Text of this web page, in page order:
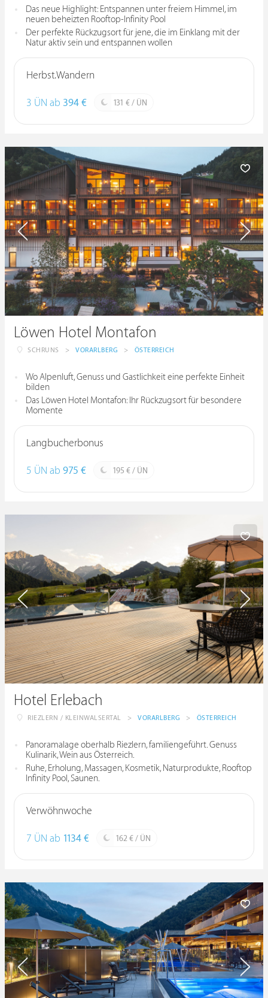
Das neue Highlight: Entspannen unter freiem Himmel, im
neuen beheizten Rooftop-Infinity Pool
Der perfekte Rückzugsort für jene, die im Einklang mit der
Natur aktiv sein und entspannen wollen
Herbst.Wandern
3 ÜN ab 394 € 131 € / ÜN
Löwen Hotel Montafon
SCHRUNS > VORARLBERG > ÖSTERREICH
Wo Alpenluft, Genuss und Gastlichkeit eine perfekte Einheit
bilden
Das Löwen Hotel Montafon: Ihr Rückzugsort für besondere
Momente
Langbucherbonus
5 ÜN ab 975 € 195 € / ÜN
Hotel Erlebach
RIEZLERN / KLEINWALSERTAL > VORARLBERG > ÖSTERREICH
Panoramalage oberhalb Riezlern, familiengeführt. Genuss
Kulinarik, Wein aus Österreich.
Ruhe, Erholung, Massagen, Kosmetik, Naturprodukte, Rooftop
Infinity Pool, Saunen.
Verwöhnwoche
7 ÜN ab 1134 € 162 € / ÜN